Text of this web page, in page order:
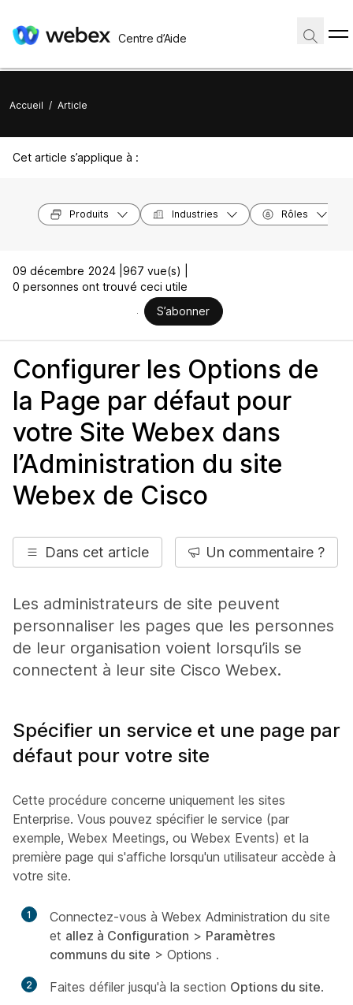
Centre d’Aide
Accueil / Article
Cet article s’applique à :
Produits Industries Rôles
09 décembre 2024 | 967 vue(s) |
0 personnes ont trouvé ceci utile
S’abonner
Configurer les Options de
la Page par défaut pour
votre Site Webex dans
l’Administration du site
Webex de Cisco
Dans cet article Un commentaire ?
Les administrateurs de site peuvent
personnaliser les pages que les personnes
de leur organisation voient lorsqu’ils se
connectent à leur site Cisco Webex.
Spécifier un service et une page par
défaut pour votre site
Cette procédure concerne uniquement les sites
Enterprise. Vous pouvez spécifier le service (par
exemple, Webex Meetings, ou Webex Events) et la
première page qui s'affiche lorsqu'un utilisateur accède à
votre site.
1
Connectez-vous à Webex Administration du site
et allez à Configuration > Paramètres
communs du site > Options .
2 Faites défiler jusqu'à la section Options du site.